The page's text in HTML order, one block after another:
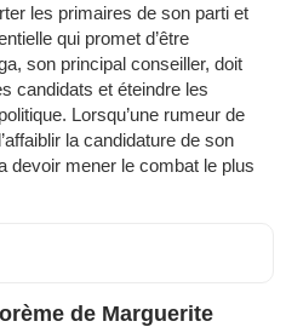
les primaires de son parti et
qui promet d’être
son principal conseiller, doit
candidats et éteindre les
Lorsqu’une rumeur de
la candidature de son
devoir mener le combat le plus
de Marguerite